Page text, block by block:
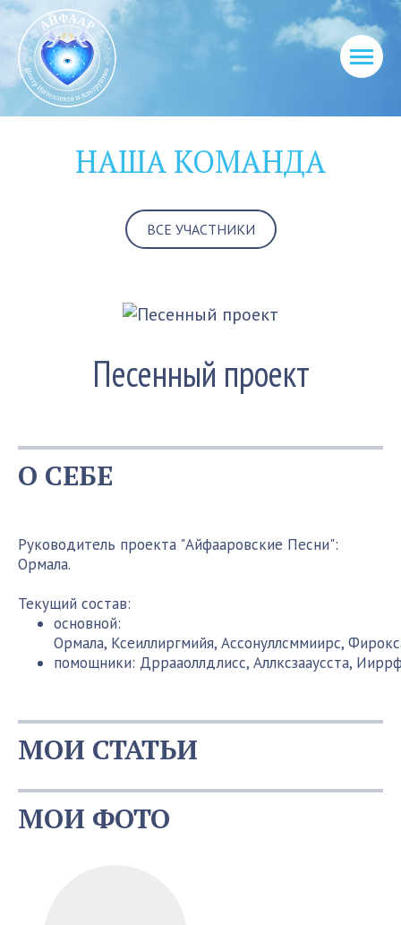
НАША КОМАНДА
ВСЕ УЧАСТНИКИ
Песенный проект
О СЕБЕ
Руководитель проекта "Айфааровские Песни":
Ормала.
Текущий состав:
основной:
Ормала, Ксеиллиргмийя, Ассонуллсммиирс,
помощники: Дррааоллдлисс, Аллксзааусста,
МОИ СТАТЬИ
МОИ ФОТО